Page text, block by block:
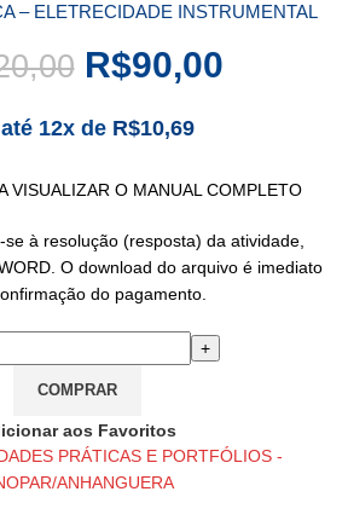
– ELETRECIDADE INSTRUMENTAL
R$90,00
12x de R$10,69
VISUALIZAR O MANUAL COMPLETO
à resolução (resposta) da atividade,
O download do arquivo é imediato
do pagamento.
COMPRAR
aos Favoritos
PRÁTICAS E PORTFÓLIOS -
ANHANGUERA